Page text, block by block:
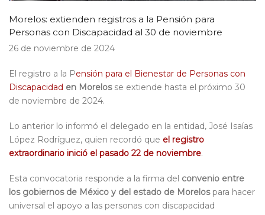
Morelos: extienden registros a la Pensión para
Personas con Discapacidad al 30 de noviembre
26 de noviembre de 2024
El registro a la Pensión para el Bienestar de Personas con
Discapacidad en Morelosse extiende hasta el próximo 30
de noviembre de 2024.
Lo anterior lo informó el delegado en la entidad, José Isaías
López Rodríguez, quien recordó que el registro
extraordinario inició el pasado 22 de noviembre.
Esta convocatoria responde a la firma del convenio entre
los gobiernos de México y del estado de Morelos para hacer
universal el apoyo a las personas con discapacidad